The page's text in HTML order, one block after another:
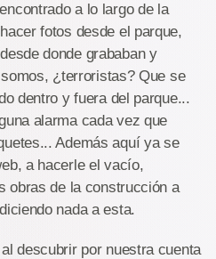
a lo largo de la
fotos desde el parque,
donde grababan y
¿terroristas? Que se
dentro y fuera del parque...
alarma cada vez que
Además aquí ya se
a hacerle el vacío,
obras de la construcción a
nada a esta.
descubrir por nuestra cuenta